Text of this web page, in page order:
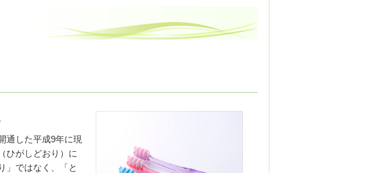
通した平成9年に現
ひがしどおり）に
」ではなく、
「と